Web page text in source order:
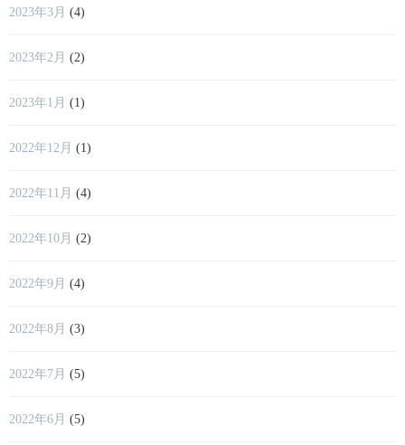
2023年3月 (4)
2023年2月 (2)
2023年1月 (1)
2022年12月 (1)
2022年11月 (4)
2022年10月 (2)
2022年9月 (4)
2022年8月 (3)
2022年7月 (5)
2022年6月 (5)